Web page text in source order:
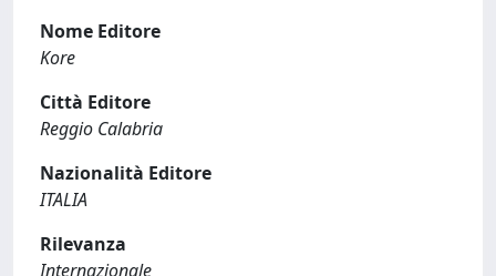
Nome Editore
Kore
Città Editore
Reggio Calabria
Nazionalità Editore
ITALIA
Rilevanza
Internazionale